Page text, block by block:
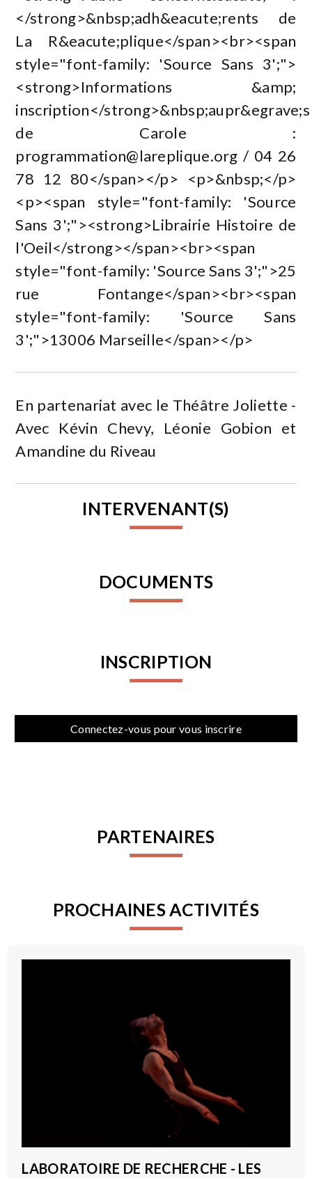
</strong>&nbsp;adh&eacute;rents de
La R&eacute;plique</span><br><span
style="font-family: 'Source Sans 3';">
<strong>Informations &amp;
inscription</strong>&nbsp;aupr&egrave;s
de Carole :
programmation@lareplique.org / 04 26
78 12 80</span></p> <p>&nbsp;</p>
<p><span style="font-family: 'Source
Sans 3';"><strong>Librairie Histoire de
l'Oeil</strong></span><br><span
style="font-family: 'Source Sans 3';">25
rue Fontange</span><br><span
style="font-family: 'Source Sans
3';">13006 Marseille</span></p>
En partenariat avec le Théâtre Joliette -
Avec Kévin Chevy, Léonie Gobion et
Amandine du Riveau
INTERVENANT(S)
DOCUMENTS
INSCRIPTION
Connectez-vous pour vous inscrire
PARTENAIRES
PROCHAINES ACTIVITÉS
LABORATOIRE DE RECHERCHE - LES